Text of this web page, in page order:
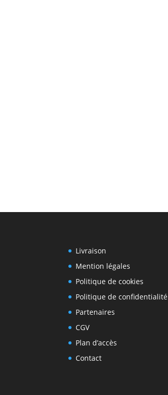
Livraison
Mention légales
Politique de cookies
Politique de confidentialité
Partenaires
CGV
Plan d’accès
Contact